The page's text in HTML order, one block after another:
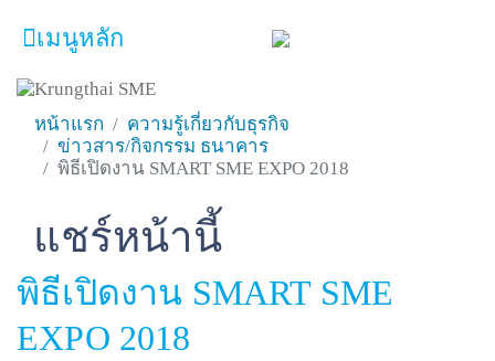
หน้าหลัก
ผลิตภัณฑ์และบริการ
ความรู้เกี่ยวกับธุรกิจ
SME Focus Magazine
คำนวณสินเชื่อเบื้องต้น
เมนูหลัก
หน้าแรก
ความรู้เกี่ยวกับธุรกิจ
ข่าวสาร/กิจกรรม ธนาคาร
พิธีเปิดงาน SMART SME EXPO 2018
แชร์หน้านี้
Facebook
พิธีเปิดงาน SMART SME
EXPO 2018